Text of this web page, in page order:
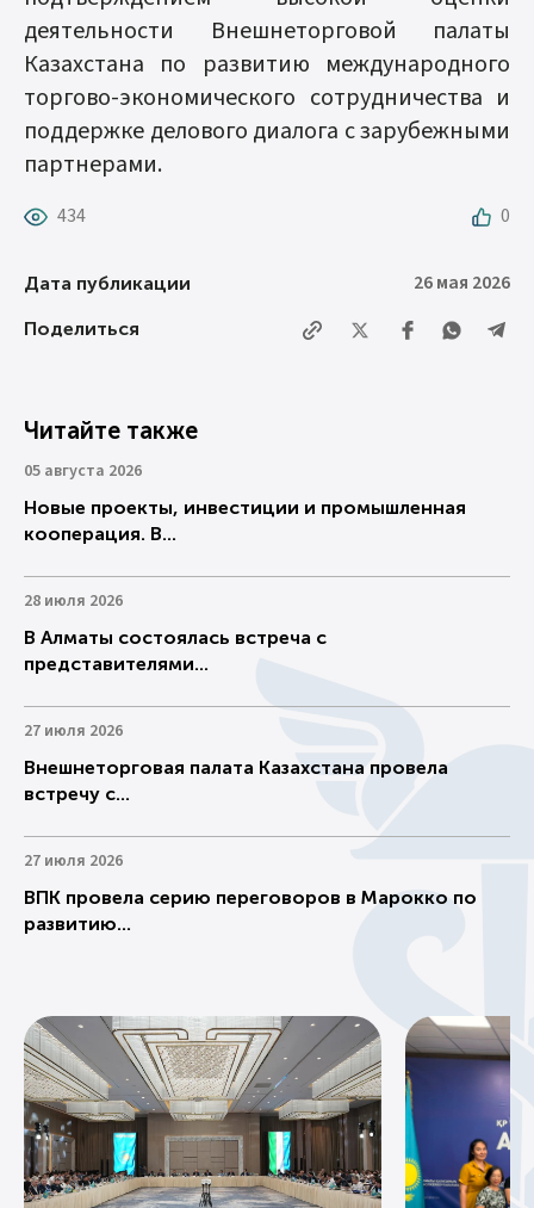
деятельности Внешнеторговой палаты
Казахстана по развитию международного
торгово-экономического сотрудничества и
поддержке делового диалога с зарубежными
партнерами.
434 0
Дата публикации 26 мая 2026
Поделиться
Читайте также
05 августа 2026
Новые проекты, инвестиции и промышленная
кооперация. В...
28 июля 2026
В Алматы состоялась встреча с
представителями...
27 июля 2026
Внешнеторговая палата Казахстана провела
встречу с...
27 июля 2026
ВПК провела серию переговоров в Марокко по
развитию...